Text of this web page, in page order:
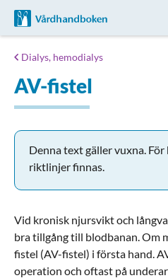
Till startsidan för
Dialys, hemodialys
AV-fistel
Denna text gäller vuxna.
riktlinjer finnas.
Vid kronisk njursvikt och
bra tillgång till blodbanan. Om
fistel (AV-fistel) i första hand.
operation och oftast på